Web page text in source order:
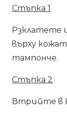
Стъпка 1
Рзклатете
върху
тампонче.
Стъпка 2
Втрийте в